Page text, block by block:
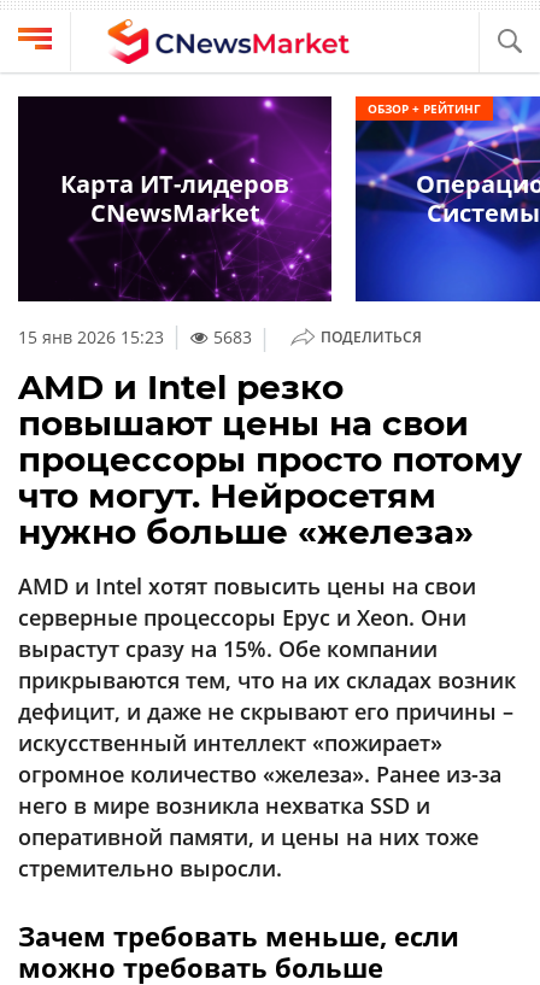
Выбрать
провайдера
Компании
обзоры
кабинет
О
проекте
CNews
Аналитика
Конференции
Техника
ТВ
Об
издании
Реклама
Вакансии
Max
Telegram
Дзен
VK
CNews
Конференции
Техника
15 янв 2026 15:23 5683 | ПОДЕЛИТЬСЯ
AMD и Intel резко
повышают цены на свои
процессоры просто потому
что могут. Нейросетям
нужно больше «железа»
AMD и Intel хотят повысить цены на свои
серверные процессоры Epyc и Xeon. Они
вырастут сразу на 15%. Обе компании
прикрываются тем, что на их складах возник
дефицит, и даже не скрывают его причины –
искусственный интеллект «пожирает»
огромное количество «железа». Ранее из-за
него в мире возникла нехватка SSD и
оперативной памяти, и цены на них тоже
стремительно выросли.
Зачем требовать меньше, если
можно требовать больше
Карта ИТ-лидеров
CNewsMarket
Системы
ОБЗОР + РЕЙТИНГ